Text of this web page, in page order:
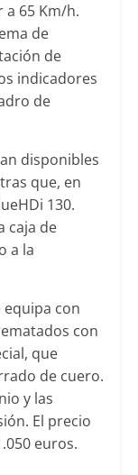
65 Km/h.
de
de
indicadores
de
disponibles
que, en
130.
caja de
a la
equipa con
con
que
de cuero.
y las
El precio
euros.